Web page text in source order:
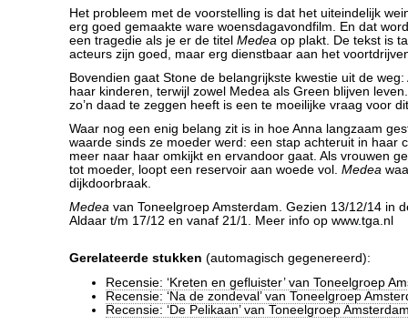
Het probleem met de voorstelling is dat het uiteindelijk
erg goed gemaakte ware woensdagavondfilm. En dat
een tragedie als je er de titel Medea op plakt. De tekst is
acteurs zijn goed, maar erg dienstbaar aan het
Bovendien gaat Stone de belangrijkste kwestie uit de
haar kinderen, terwijl zowel Medea als Green blijven
zo’n daad te zeggen heeft is een te moeilijke vraag voor
Waar nog een enig belang zit is in hoe Anna langzaam
waarde sinds ze moeder werd: een stap achteruit in haar
meer naar haar omkijkt en ervandoor gaat. Als vrouwen
tot moeder, loopt een reservoir aan woede vol. Medea
dijkdoorbraak.
Medea van Toneelgroep Amsterdam. Gezien 13/12/14 in
Aldaar t/m 17/12 en vanaf 21/1. Meer info op www.tga.nl
Gerelateerde stukken (automagisch gegenereerd):
Recensie: ‘Kreten en gefluister’ van Toneelgroep
Recensie: ‘Na de zondeval’ van Toneelgroep
Recensie: ‘De Pelikaan’ van Toneelgroep